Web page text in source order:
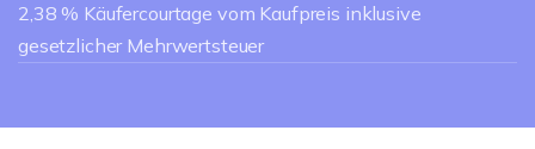
2,38 % Käufercourtage vom Kaufpreis inklusive
gesetzlicher Mehrwertsteuer